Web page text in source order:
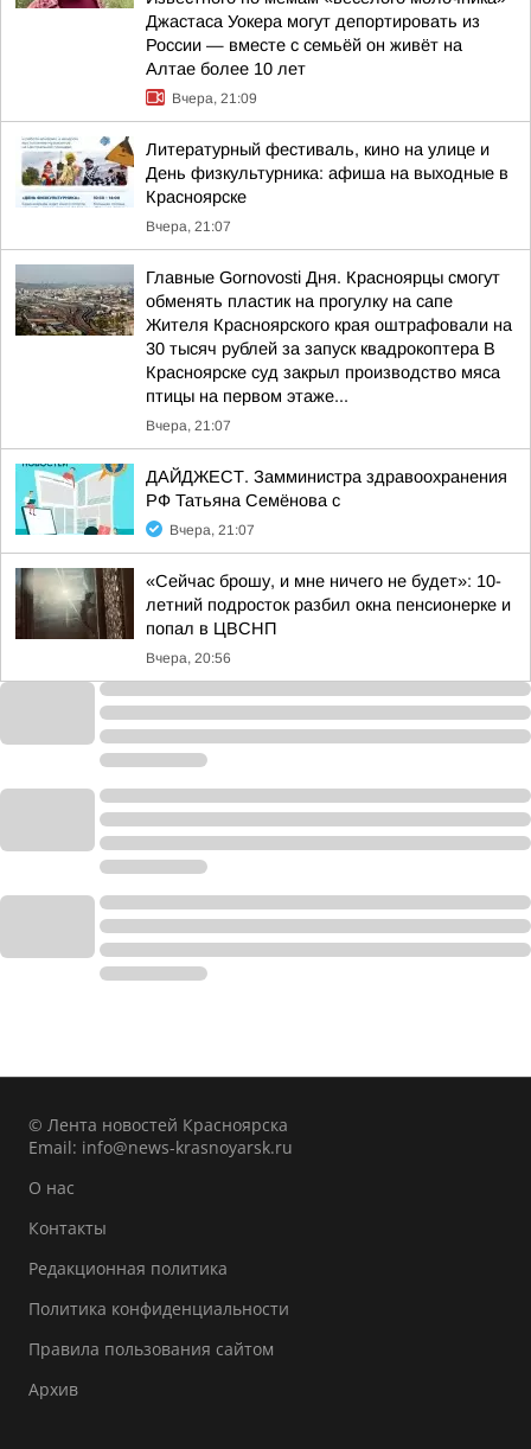
Джастаса Уокера могут депортировать из
России — вместе с семьёй он живёт на
Алтае более 10 лет
Вчера, 21:09
Литературный фестиваль, кино на улице и
День физкультурника: афиша на выходные в
Красноярске
Вчера, 21:07
Главные Gornovosti Дня. Красноярцы смогут
обменять пластик на прогулку на сапе
Жителя Красноярского края оштрафовали на
30 тысяч рублей за запуск квадрокоптера В
Красноярске суд закрыл производство мяса
птицы на первом этаже...
Вчера, 21:07
ДАЙДЖЕСТ. Замминистра здравоохранения
РФ Татьяна Семёнова с
Вчера, 21:07
«Сейчас брошу, и мне ничего не будет»: 10-
летний подросток разбил окна пенсионерке и
попал в ЦВСНП
Вчера, 20:56
© Лента новостей Красноярска
Email: info@news-krasnoyarsk.ru
О нас
Контакты
Редакционная политика
Политика конфиденциальности
Правила пользования сайтом
Архив